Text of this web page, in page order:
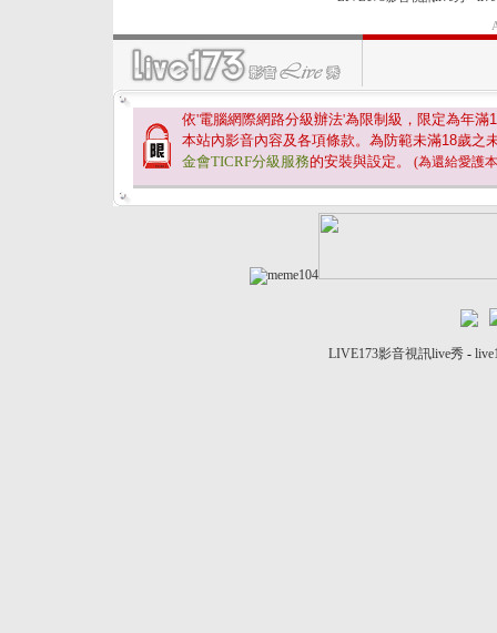
依'電腦網際網路分級辦法'為限制級，限定為年滿
本站內影音內容及各項條款。為防範未滿18歲之
金會TICRF分級服務的安裝與設定。 (為還給愛護
LIVE173影音視訊live秀 -